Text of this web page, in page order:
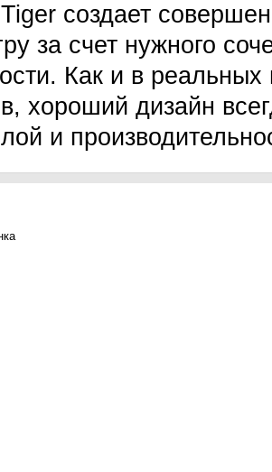
создает
за счет нужного
Как и в реальных
хороший дизайн
и